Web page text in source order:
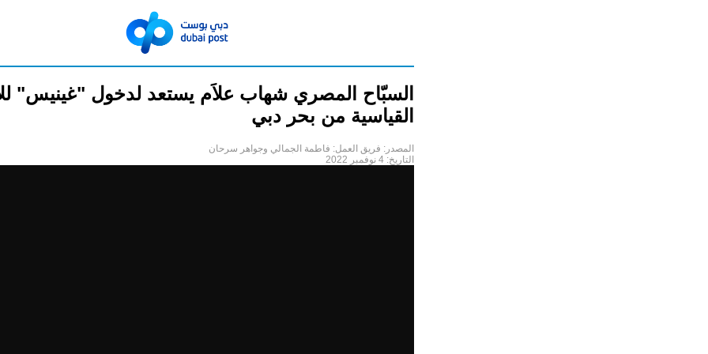
السبّاح المصري شهاب علاَم يستعد لدخول "غينيس"
القياسية من بحر دبي
المصدر: فريق العمل: فاطمة الجمالي وجواهر سرحان
التاريخ: 4 نوفمبر 2022